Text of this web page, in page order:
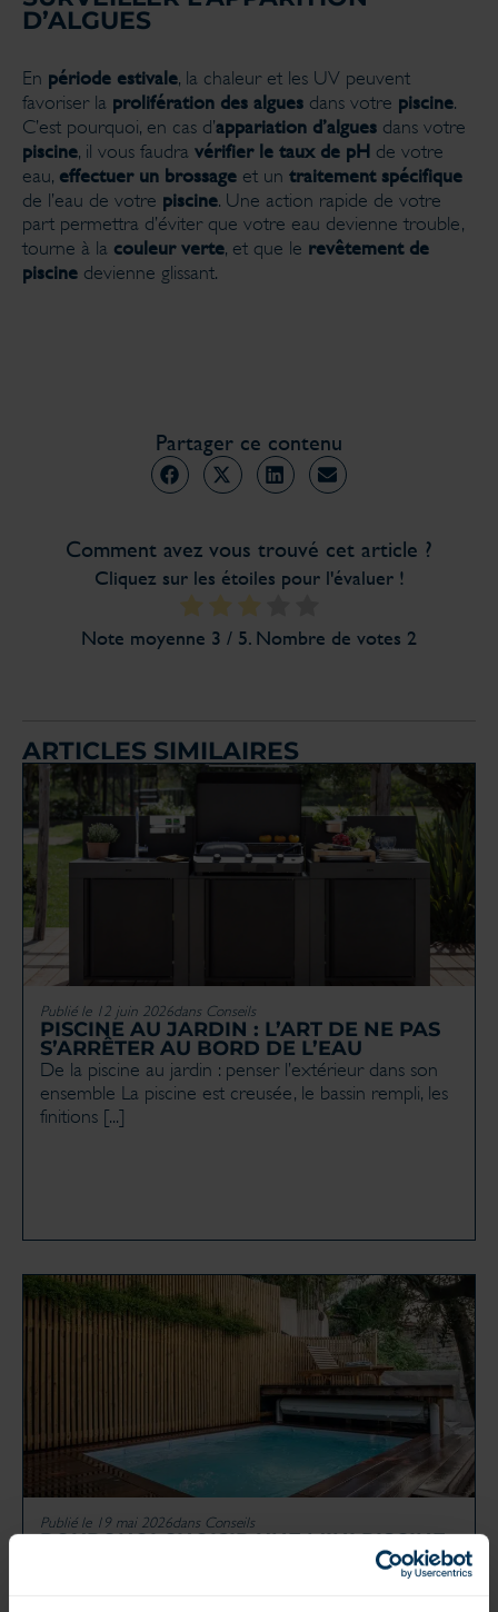
D’ALGUES
En période estivale, la chaleur et les UV peuvent
favoriser la prolifération des algues dans votre piscine.
C’est pourquoi, en cas d’appariation d’algues dans votre
piscine, il vous faudra vérifier le taux de pH de votre
eau, effectuer un brossage et un traitement spécifique
de l’eau de votre piscine. Une action rapide de votre
part permettra d’éviter que votre eau devienne trouble,
tourne à la couleur verte, et que le revêtement de
piscine devienne glissant.
Partager ce contenu
Comment avez vous trouvé cet article ?
Cliquez sur les étoiles pour l'évaluer !
Note moyenne 3 / 5. Nombre de votes 2
ARTICLES SIMILAIRES
Publié le 12 juin 2026dans Conseils
PISCINE AU JARDIN : L’ART DE NE PAS
S’ARRÊTER AU BORD DE L’EAU
De la piscine au jardin : penser l’extérieur dans son
ensemble La piscine est creusée, le bassin rempli, les
finitions [...]
Publié le 19 mai 2026dans Conseils
POURQUOI CHOISIR UNE MINI PISCINE
Précisons tout d’abord ce qui caractérise la Mini